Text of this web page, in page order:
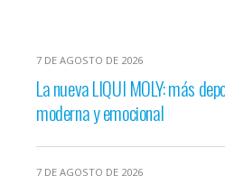
7 DE AGOSTO DE 2026
La nueva LIQUI MOLY: más
moderna y emocional
7 DE AGOSTO DE 2026